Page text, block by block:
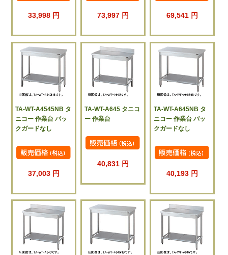
33,998 円 73,997 円 69,541 円
TA-WT-A4545NB タ
ニコー 作業台 バッ
クガードなし
37,003 円
TA-WT-A645 タニコ
ー 作業台
40,831 円
TA-WT-A645NB タ
ニコー 作業台 バッ
クガードなし
40,193 円